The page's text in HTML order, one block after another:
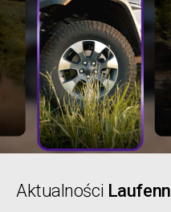
Aktualności Laufenn